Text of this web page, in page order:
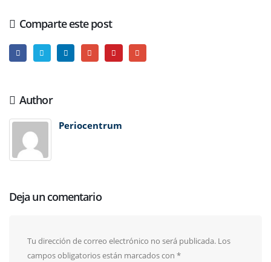
Comparte este post
Author
Periocentrum
Deja un comentario
Tu dirección de correo electrónico no será publicada. Los
campos obligatorios están marcados con *